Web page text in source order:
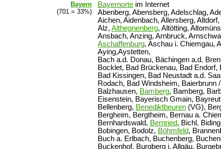
Bayern
(701 = 33%)
Bayernorte im Internet
Abenberg, Abensberg, Adelschlag,
Aichen, Aidenbach, Allersberg, Altdorf,
Alz, Althegnenberg, Altötting,
Ansbach, Anzing, Arnbruck,
Aschaffenburg, Aschau i. Chiemgau,
Aying,Aystetten,
Bach a.d. Donau, Bächingen a.d.
Bocklet, Bad Brückenau, Bad
Bad Kissingen, Bad Neustadt a.d.
Rodach, Bad Windsheim, Baierbrunn
Balzhausen, Bamberg, Bamberg,
Eisenstein, Bayerisch Gmain,
Bellenberg, Benediktbeuren (VG),
Bergheim, Bergtheim, Bernau a.
Bernhardswald, Bernried, Bichl,
Bobingen, Bodolz, Böhmfeld,
Buch a. Erlbach, Buchenberg,
Buckenhof, Burgberg i. Allgäu,